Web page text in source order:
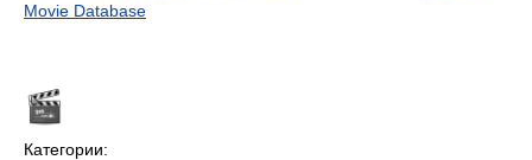
Movie Database
Категории: